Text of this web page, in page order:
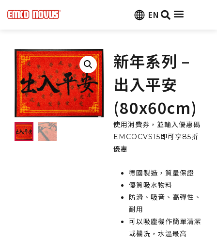
EN
新年系列 –
出入平安
(80x60cm)
使用消費券，並輸入優惠碼
EMCOCVS15即可享85折
優惠
德國製造，質量保證
優質吸水物料
防滑、吸音、高彈性、
耐用
可以吸塵機作簡單清潔
或機洗，水溫最高